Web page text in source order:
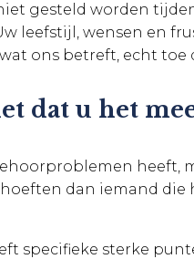
gesteld worden
leefstijl, wensen en
ons betreft, echt toe
dat u het
heeft,
dan iemand
specifieke sterke